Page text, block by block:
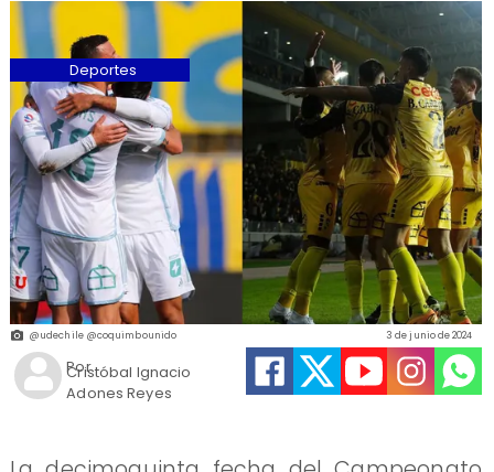
@udechile @coquimbounido
Cristóbal Ignacio
Adones Reyes
3 de junio de 2024
Deportes
Por